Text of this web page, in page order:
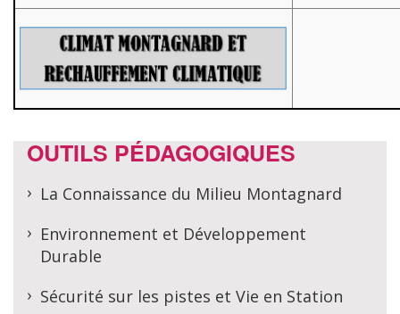
OUTILS PÉDAGOGIQUES
La Connaissance du Milieu Montagnard
Environnement et Développement
Durable
Sécurité sur les pistes et Vie en Station